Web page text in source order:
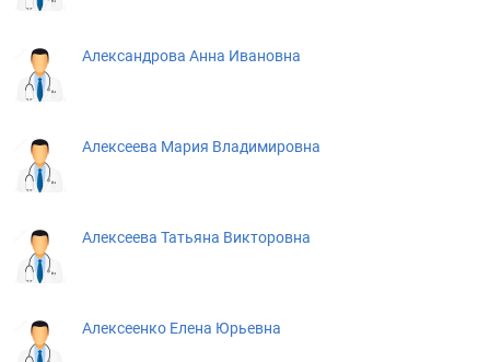
Александрова Анна Ивановна
Алексеева Мария Владимировна
Алексеева Татьяна Викторовна
Алексеенко Елена Юрьевна